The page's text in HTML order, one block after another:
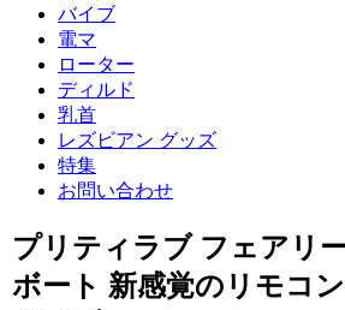
バイブ
電マ
ローター
ディルド
乳首
レズビアン グッズ
特集
お問い合わせ
プリティラブ フェアリ
ボート 新感覚のリモコン